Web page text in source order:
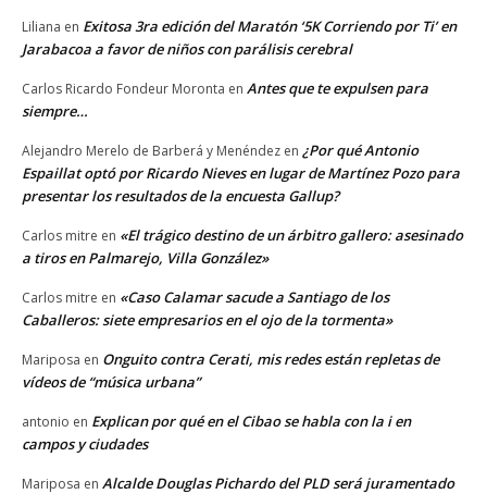
Liliana en Exitosa 3ra edición del Maratón ‘5K Corriendo por Ti’ en
Jarabacoa a favor de niños con parálisis cerebral
Carlos Ricardo Fondeur Moronta en Antes que te expulsen para
siempre…
Alejandro Merelo de Barberá y Menéndez en ¿Por qué Antonio
Espaillat optó por Ricardo Nieves en lugar de Martínez Pozo para
presentar los resultados de la encuesta Gallup?
Carlos mitre en «El trágico destino de un árbitro gallero: asesinado
a tiros en Palmarejo, Villa González»
Carlos mitre en «Caso Calamar sacude a Santiago de los
Caballeros: siete empresarios en el ojo de la tormenta»
Mariposa en Onguito contra Cerati, mis redes están repletas de
vídeos de “música urbana”
antonio en Explican por qué en el Cibao se habla con la i en
campos y ciudades
Mariposa en Alcalde Douglas Pichardo del PLD será juramentado